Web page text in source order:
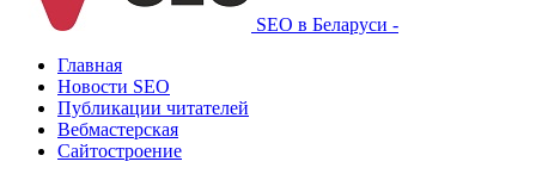
SEO в Беларуси -
Главная
Новости SEO
Публикации читателей
Вебмастерская
Сайтостроение